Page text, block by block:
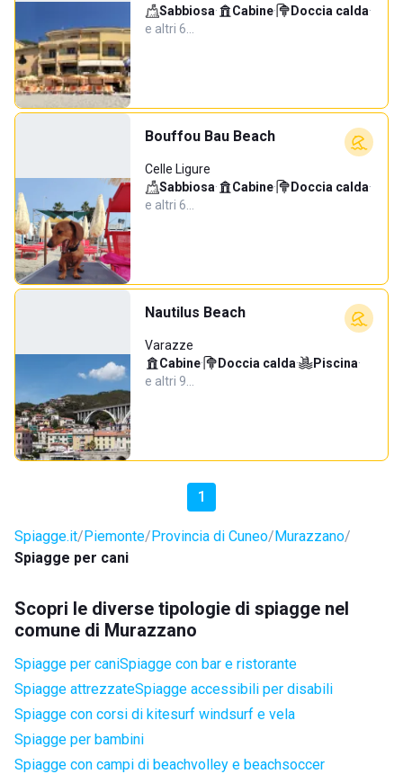
Sabbiosa· Cabine· Doccia calda·
e altri 6…
Bouffou Bau Beach
Celle Ligure
Sabbiosa· Cabine· Doccia calda·
e altri 6…
Nautilus Beach
Varazze
Cabine· Doccia calda· Piscina·
e altri 9…
1
Spiagge.it Piemonte Provincia di Cuneo Murazzano
Spiagge per cani
Scopri le diverse tipologie di spiagge nel
comune di Murazzano
Spiagge per caniSpiagge con bar e ristorante
Spiagge attrezzateSpiagge accessibili per disabili
Spiagge con corsi di kitesurf windsurf e vela
Spiagge per bambini
Spiagge con campi di beachvolley e beachsoccer